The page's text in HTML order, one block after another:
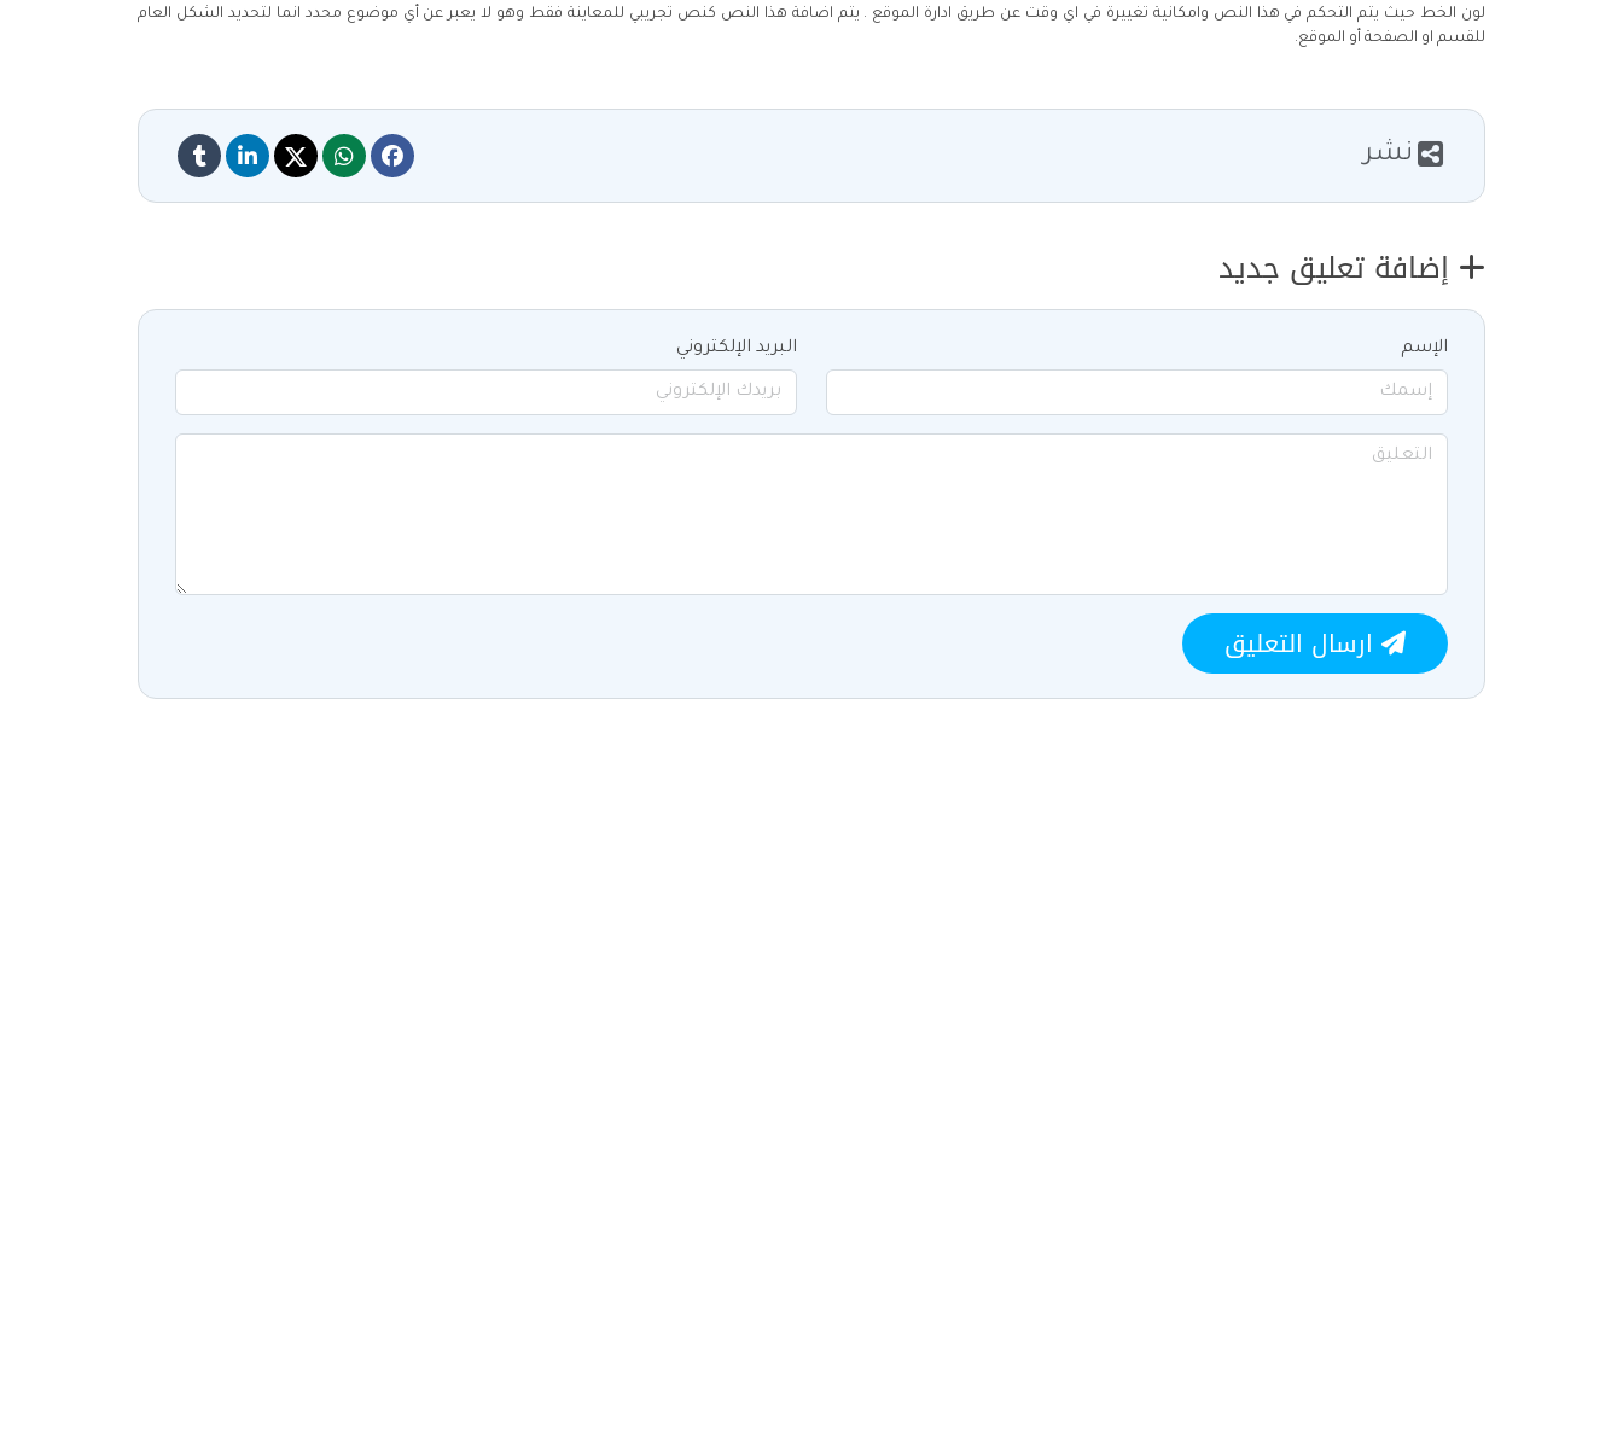
لون الخط حيث يتم التحكم في هذا النص وامكانية تغييرة في اي وقت عن طريق ادارة الموقع . يتم اضافة هذا النص كنص تجريبي للمعاينة فقط وهو لا يعبر عن أي موضوع محدد انما لتحديد الشكل العام
للقسم او الصفحة أو الموقع.
نشر
إضافة تعليق جديد
الإسم البريد الإلكتروني
ارسال التعليق